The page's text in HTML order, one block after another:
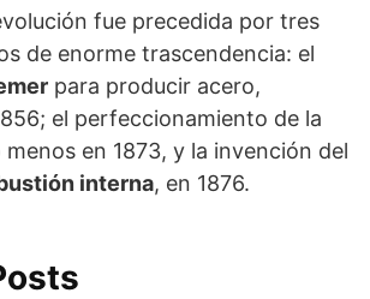
fue precedida por tres
de enorme trascendencia: el
para producir acero,
el perfeccionamiento de la
menos en 1873, y la invención del
interna, en 1876.